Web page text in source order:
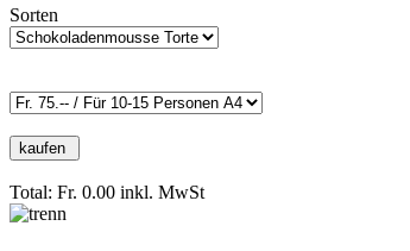
Sorten
Total: Fr. 0.00 inkl. MwSt